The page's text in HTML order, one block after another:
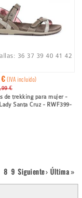
€(IVA incluido)
€
de trekking para mujer -
Santa Cruz - RWF399-
36 37 39 40 41 42
Page
8 Page
9 Página
siguiente
Siguiente › Last
page
Última »